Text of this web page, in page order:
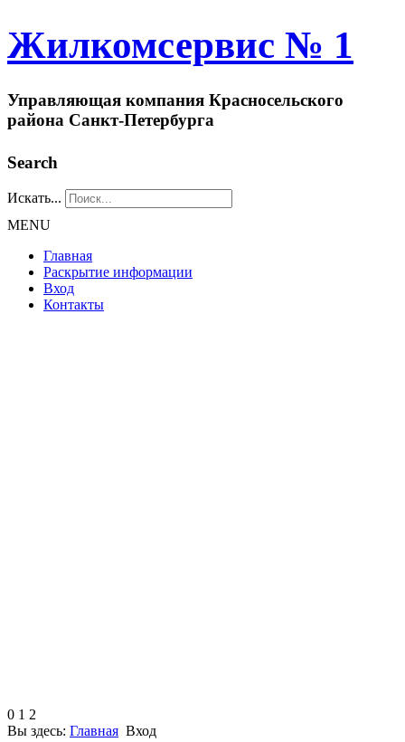
Жилкомсервис № 1
Управляющая компания Красносельского
района Санкт-Петербурга
Search
Искать...
MENU
Главная
Раскрытие информации
Вход
Контакты
0 1 2
Вы здесь: Главная Вход